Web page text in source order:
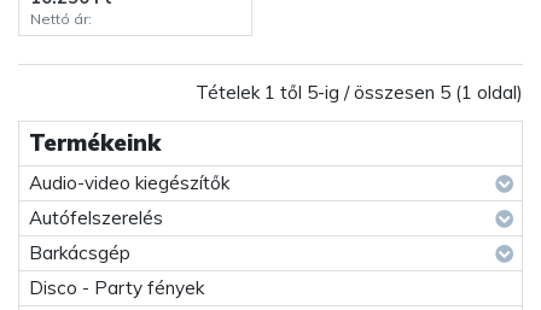
Termékeink
Audio-video kiegészítők
Autófelszerelés
Barkácsgép
Disco - Party fények
Nettó ár:
Tételek 1 től 5-ig / összesen 5 (1 oldal)